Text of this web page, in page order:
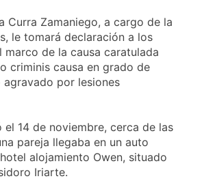
puesta en el Reducido
21 Horas Atrás
La crisis económica
también llega a los
templos: casi la
mitad de quienes
trabajo
1 Día Atrás
Economía en dos
2 Días Atrás
Lionel Messi llegará a
Rosario para
despedir a su padre
Jorge Messi
Curra Zamaniego, a cargo de la
le tomará declaración a los
marco de la causa caratulada
criminis causa en grado de
por lesiones
el 14 de noviembre, cerca de las
pareja llegaba en un auto
alojamiento Owen, situado
Iriarte.